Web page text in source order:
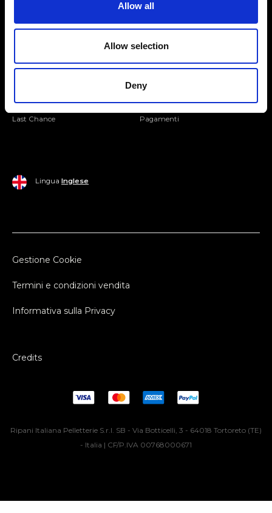
Allow all
Allow selection
Deny
Mondo Ripani
Last Chance Pagamenti
Lingua Inglese
Gestione Cookie
Termini e condizioni vendita
Informativa sulla Privacy
Credits
Ripani Italiana Pelletterie S.r.l. SB - Via Botticelli, 3 - 64018 Tortoreto (TE)
- Italia | CF/P.IVA 00768000671